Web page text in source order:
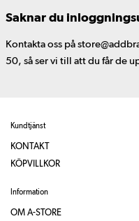
Saknar du
Kontakta oss på
50, så ser vi till att du får de
Kundtjänst
KONTAKT
KÖPVILLKOR
Information
OM A-STORE